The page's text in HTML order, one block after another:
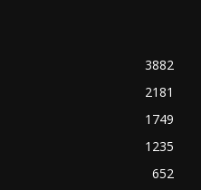
3882
2181
1749
1235
652